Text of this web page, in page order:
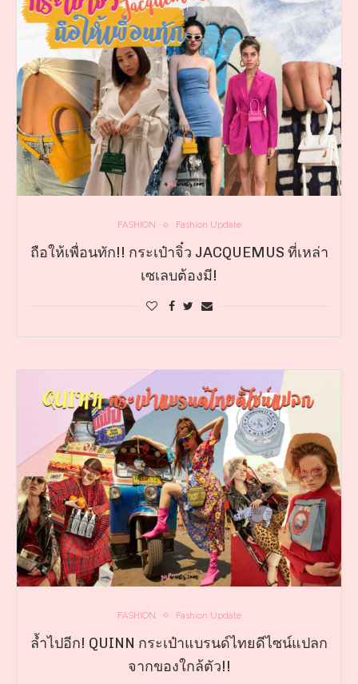
FASHION Fashion Update
ถือให้เพื่อนทัก!! กระเป๋าจิ๋ว JACQUEMUS ที่เหล่า
เซเลบต้องมี!
FASHION Fashion Update
ล้ำไปอีก! QUINN กระเป๋าแบรนด์ไทยดีไซน์แปลก
จากของใกล้ตัว!!